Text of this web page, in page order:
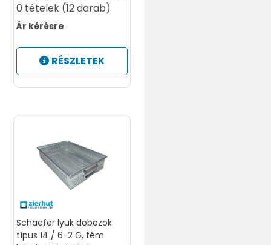
0 tételek (12 darab)
Ár kérésre
RÉSZLETEK
Schaefer lyuk dobozok
típus 14 / 6-2 G, fém